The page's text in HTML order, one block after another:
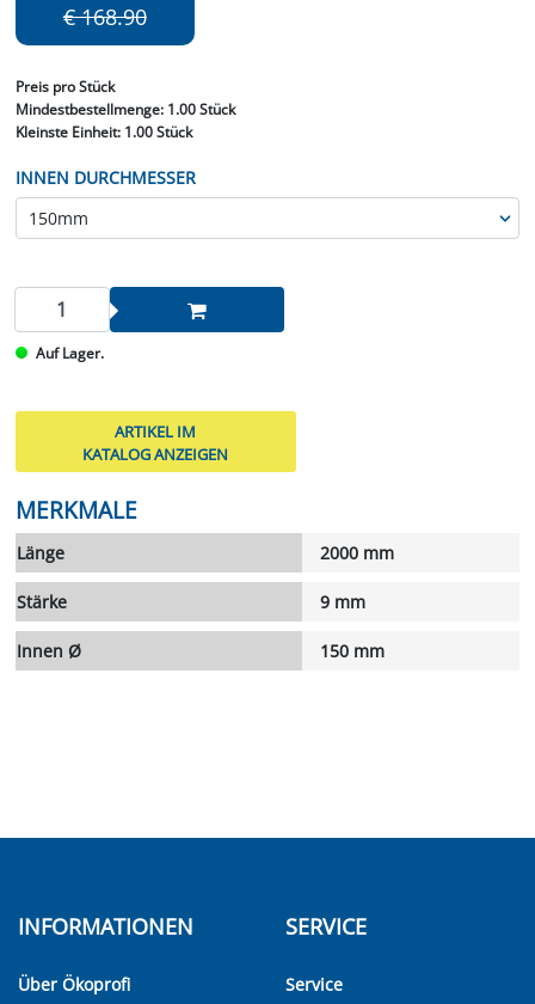
€ 168.90
Preis pro Stück
Mindestbestellmenge: 1.00 Stück
Kleinste Einheit:1.00 Stück
INNEN DURCHMESSER
Auf Lager.
ARTIKEL IM
KATALOG ANZEIGEN
MERKMALE
Länge 2000 mm
Stärke 9 mm
Innen Ø 150 mm
INFORMATIONEN
Über Ökoprofi
SERVICE
Service